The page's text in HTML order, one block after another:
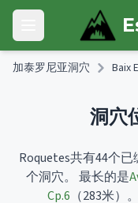
Skip to main content
Open main menu
加泰罗尼亚洞穴 Baix
洞穴
Roquetes共有44个
个洞穴。
最长的是
Cp.6 （283米）。